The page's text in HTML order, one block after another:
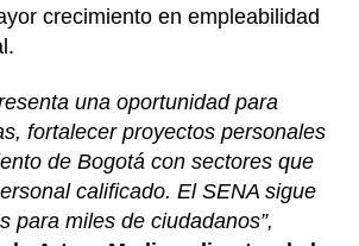
crecimiento en empleabilidad
una oportunidad para
fortalecer proyectos personales
de Bogotá con sectores que
calificado. El SENA sigue
para miles de ciudadanos”,